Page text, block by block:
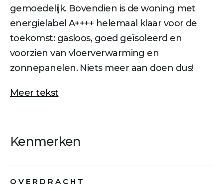
gemoedelijk. Bovendien is de woning met
energielabel A++++ helemaal klaar voor de
toekomst: gasloos, goed geïsoleerd en
voorzien van vloerverwarming en
zonnepanelen. Niets meer aan doen dus!
Meer tekst
Kenmerken
OVERDRACHT